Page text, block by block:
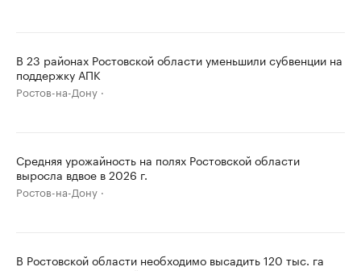
В 23 районах Ростовской области уменьшили субвенции на
поддержку АПК
Ростов-на-Дону
Средняя урожайность на полях Ростовской области
выросла вдвое в 2026 г.
Ростов-на-Дону
В Ростовской области необходимо высадить 120 тыс. га